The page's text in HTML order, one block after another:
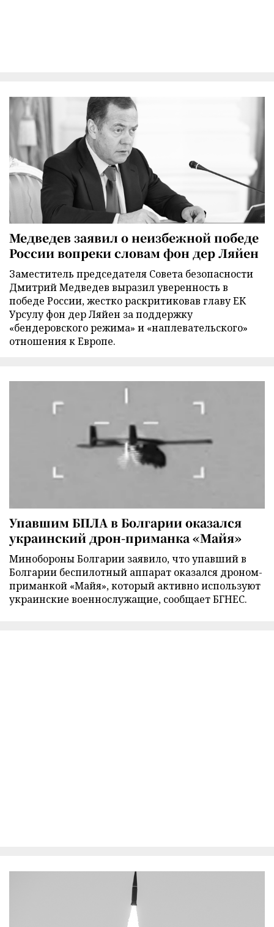
Медведев заявил о неизбежной победе
России вопреки словам фон дер Ляйен
Заместитель председателя Совета безопасности
Дмитрий Медведев выразил уверенность в
победе России, жестко раскритиковав главу ЕК
Урсулу фон дер Ляйен за поддержку
«бендеровского режима» и «наплевательского»
отношения к Европе.
Упавшим БПЛА в Болгарии оказался
украинский дрон-приманка «Майя»
Минобороны Болгарии заявило, что упавший в
Болгарии беспилотный аппарат оказался дроном-
приманкой «Майя», который активно используют
украинские военнослужащие, сообщает БГНЕС.